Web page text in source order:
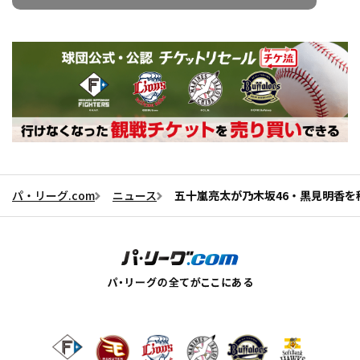
パ・リーグ.com ニュース 五十嵐亮太が乃木坂46・黒見明香